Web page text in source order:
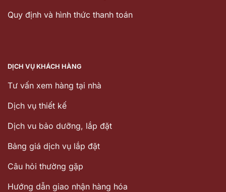
Quy định và hình thức thanh toán
DỊCH VỤ KHÁCH HÀNG
Tư vấn xem hàng tại nhà
Dịch vụ thiết kế
Dịch vu bảo dưỡng, lắp đặt
Bảng giá dịch vụ lắp đặt
Câu hỏi thường gặp
Hướng dẫn giao nhận hàng hóa